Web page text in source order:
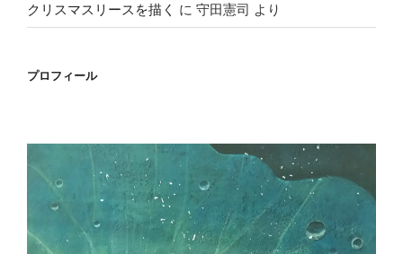
クリスマスリースを描く に 守田憲司 より
プロフィール